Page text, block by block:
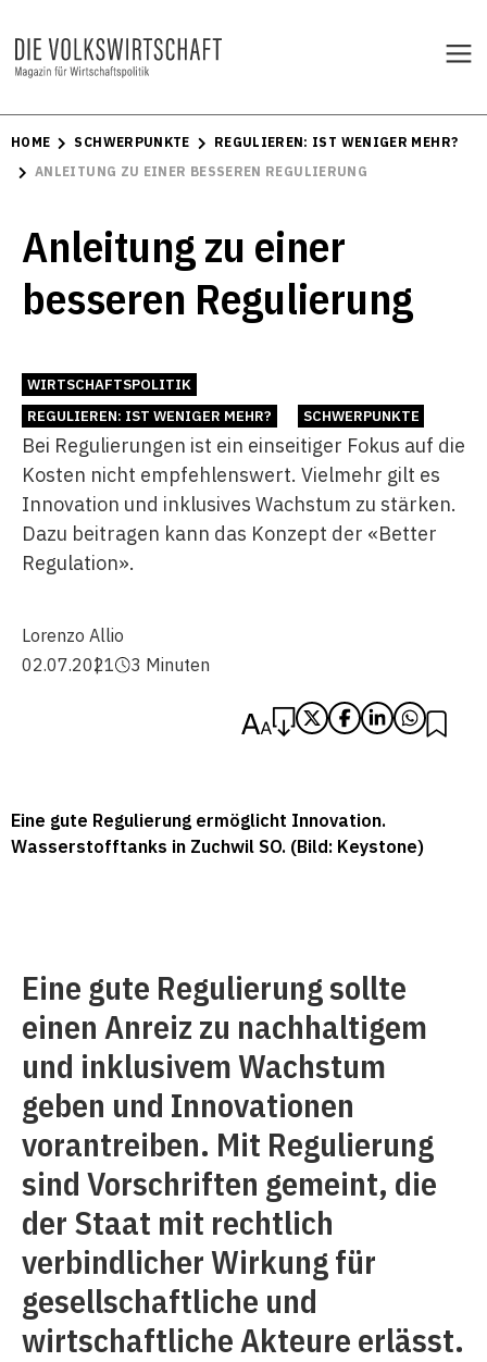
HOME SCHWERPUNKTE
REGULIEREN: IST WENIGER MEHR?
ANLEITUNG ZU EINER BESSEREN REGULIERUNG
Anleitung zu einer
besseren Regulierung
WIRTSCHAFTSPOLITIK
REGULIEREN: IST WENIGER MEHR?
SCHWERPUNKTE
Bei Regulierungen ist ein einseitiger Fokus auf die
Kosten nicht empfehlenswert. Vielmehr gilt es
Innovation und inklusives Wachstum zu stärken.
Dazu beitragen kann das Konzept der «Better
Regulation».
Lorenzo Allio
02.07.2021
3 Minuten
Eine gute Regulierung ermöglicht Innovation.
Wasserstofftanks in Zuchwil SO. (Bild: Keystone)
Eine gute Regulierung sollte
einen Anreiz zu nachhaltigem
und inklusivem Wachstum
geben und Innovationen
vorantreiben. Mit Regulierung
sind Vorschriften gemeint, die
der Staat mit rechtlich
verbindlicher Wirkung für
gesellschaftliche und
wirtschaftliche Akteure erlässt.